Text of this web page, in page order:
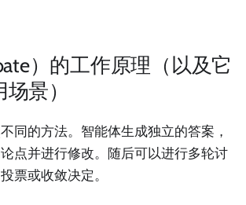
）的工作原理（以及它
景）
同的方法。智能体生成独立的答案，
点并进行修改。随后可以进行多轮讨
票或收敛决定。